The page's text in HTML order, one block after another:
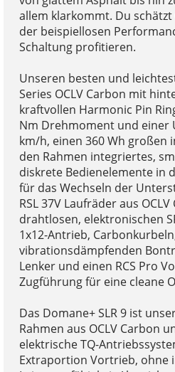
allem klarkommt. Du
der beispiellosen
Schaltung profitieren.
Unseren besten und
Series OCLV Carbon mit
kraftvollen Harmonic Pin
Nm Drehmoment und einer
km/h, einen 360 Wh großen
den Rahmen integriertes,
diskrete Bedienelemente in
für das Wechseln der
RSL 37V Laufräder aus
drahtlosen, elektronischen
1x12-Antrieb,
vibrationsdämpfenden
Lenker und einen RCS Pro
Zugführung für eine cleane
Das Domane+ SLR 9 ist
Rahmen aus OCLV Carbon
elektrische TQ-
Extraportion Vortrieb, ohne